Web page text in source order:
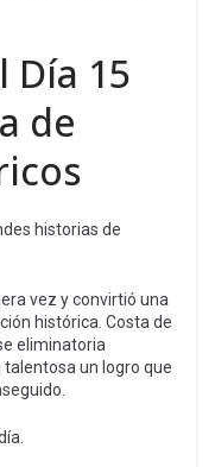
Día 15
de
historias de
vez y convirtió una
histórica. Costa de
eliminatoria
un logro que